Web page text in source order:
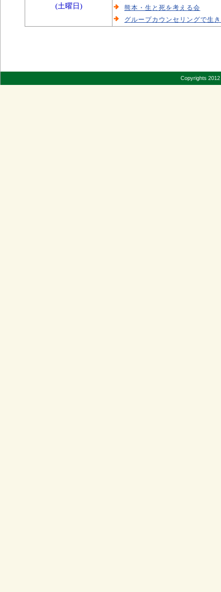
(土曜日)
熊本・生と死を考える会
グループカウンセリングで生
Copyrights